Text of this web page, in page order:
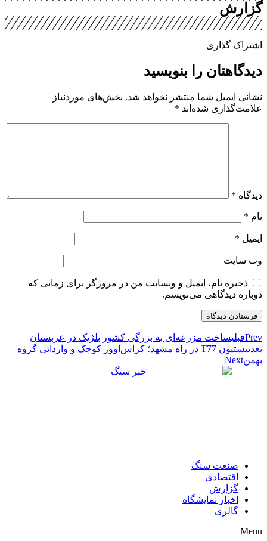
گزارش
اشتراک گذاری
دیدگاهتان را بنویسید
نشانی ایمیل شما منتشر نخواهد شد. بخش‌های موردنیاز
علامت‌گذاری شده‌اند *
دیدگاه *
نام *
ایمیل *
وب‌ سایت
ذخیره نام، ایمیل و وبسایت من در مرورگر برای زمانی که
دوباره دیدگاهی می‌نویسم.
Prevقبلیساخت مزرعه‌ای به بزرگی کشور بلژیک در عربستان
بعدی
بستیون T77 در راه مشهد؛ کراس‌اوور کوچک و وارداتی گروه
بهمنNext
صنعت سنگ
اقتصادی
گزارش
اخبار نمایشگاه
گالری
Menu